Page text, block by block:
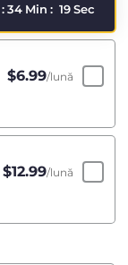
:34 Min : 18Sec
$6.99/lună
$12.99/lună